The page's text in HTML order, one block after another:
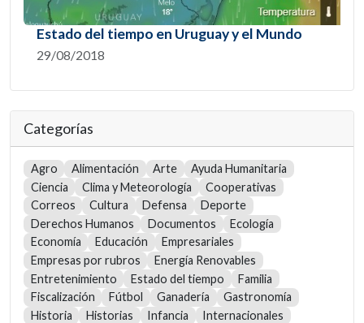
Estado del tiempo en Uruguay y el Mundo
29/08/2018
Categorías
Agro Alimentación Arte
Ayuda Humanitaria
Ciencia
Clima y Meteorología
Cooperativas
Correos
Cultura Defensa
Deporte
Derechos Humanos
Documentos
Ecología
Economía
Educación
Empresariales
Empresas por rubros
Energía Renovables
Entretenimiento
Estado del tiempo
Familia
Fiscalización
Fútbol Ganadería
Gastronomía
Historia
Historias Infancia
Internacionales